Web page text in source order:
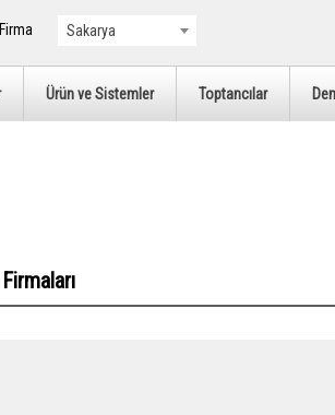
Sakarya
Ürün ve Sistemler Toptancılar